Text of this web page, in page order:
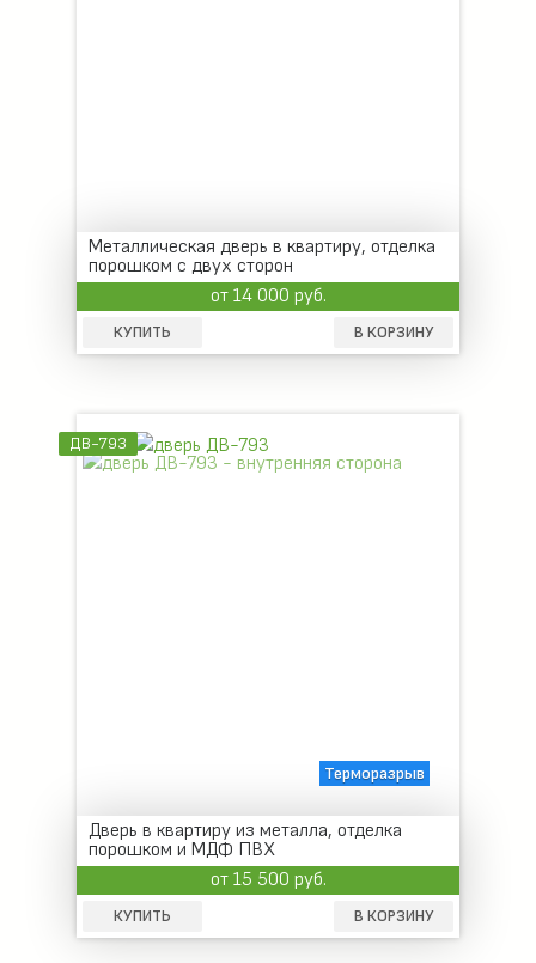
Металлическая дверь в квартиру, отделка
порошком с двух сторон
от 14 000 руб.
КУПИТЬ В КОРЗИНУ
ДВ-793
Терморазрыв
Дверь в квартиру из металла, отделка
порошком и МДФ ПВХ
от 15 500 руб.
КУПИТЬ В КОРЗИНУ